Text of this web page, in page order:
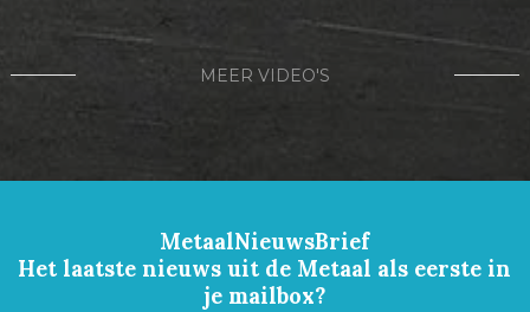
MEER VIDEO'S
MetaalNieuwsBrief
Het laatste nieuws uit de Metaal als eerste in
je mailbox?